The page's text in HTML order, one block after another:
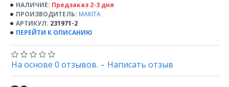
НАЛИЧИЕ: Предзаказ 2-3 дня
ПРОИЗВОДИТЕЛЬ: MAKITA
АРТИКУЛ: 231971-2
ПЕРЕЙТИ К ОПИСАНИЮ
На основе 0 отзывов. - Написать отзыв